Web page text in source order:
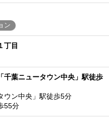
ン
丁目
千葉ニュータウン中央」駅徒歩
ウン中央」駅徒歩5分
55分